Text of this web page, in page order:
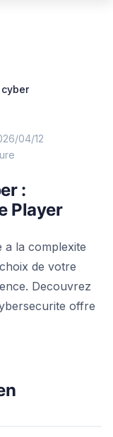
04/12
:
Player
a la complexite
de votre
Decouvrez
offre